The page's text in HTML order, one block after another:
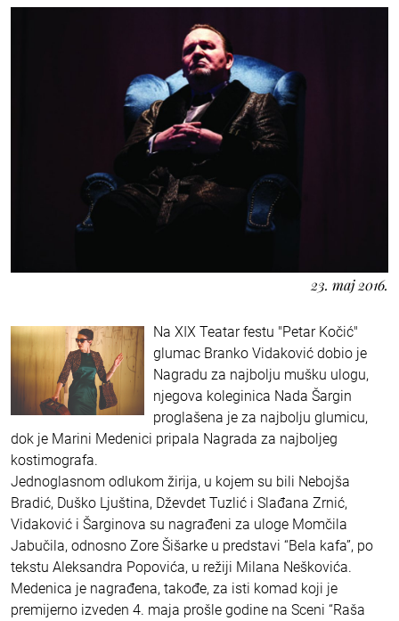
23. maj 2016.
Na XIX Teatar festu "Petar Kočić"
glumac Branko Vidaković dobio je
Nagradu za najbolju mušku ulogu,
njegova koleginica Nada Šargin
proglašena je za najbolju glumicu,
dok je Marini Medenici pripala Nagrada za najboljeg
kostimografa.
Jednoglasnom odlukom žirija, u kojem su bili Nebojša
Bradić, Duško Ljuština, Dževdet Tuzlić i Slađana Zrnić,
Vidaković i Šarginova su nagrađeni za uloge Momčila
Jabučila, odnosno Zore Šišarke u predstavi “Bela kafa”, po
tekstu Aleksandra Popovića, u režiji Milana Neškovića.
Medenica je nagrađena, takođe, za isti komad koji je
premijerno izveden 4. maja prošle godine na Sceni “Raša